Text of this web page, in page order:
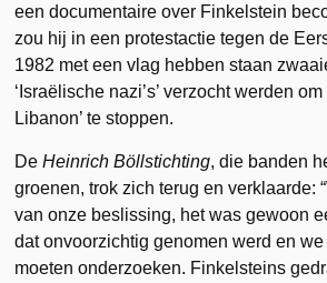
een documentaire over Finkelstein
zou hij in een protestactie tegen de
1982 met een vlag hebben staan
‘Israëlische nazi’s’ verzocht werden
Libanon’ te stoppen.
DeHeinrich Böllstichting, die banden
groenen, trok zich terug en verklaarde:
van onze beslissing, het was gewoon
dat onvoorzichtig genomen werd en
moeten onderzoeken. Finkelsteins